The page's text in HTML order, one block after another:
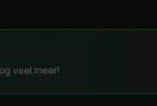
veel meer!